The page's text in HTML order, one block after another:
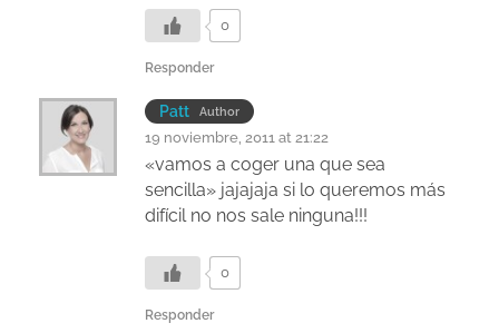
0
Responder
Patt Author
19 noviembre, 2011 at 21:22
«vamos a coger una que sea
sencilla» jajajaja si lo queremos más
difícil no nos sale ninguna!!!
0
Responder